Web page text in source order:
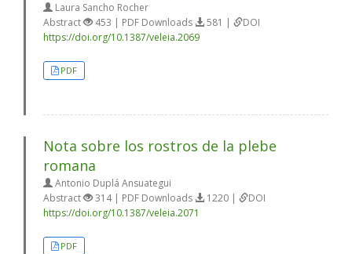
Laura Sancho Rocher
Abstract
453 | PDF Downloads 581 |
DOI
https://doi.org/10.1387/veleia.2069
PDF
Nota sobre los rostros de la plebe
romana
Antonio Duplá Ansuategui
Abstract
314 | PDF Downloads 1220 |
DOI
https://doi.org/10.1387/veleia.2071
PDF